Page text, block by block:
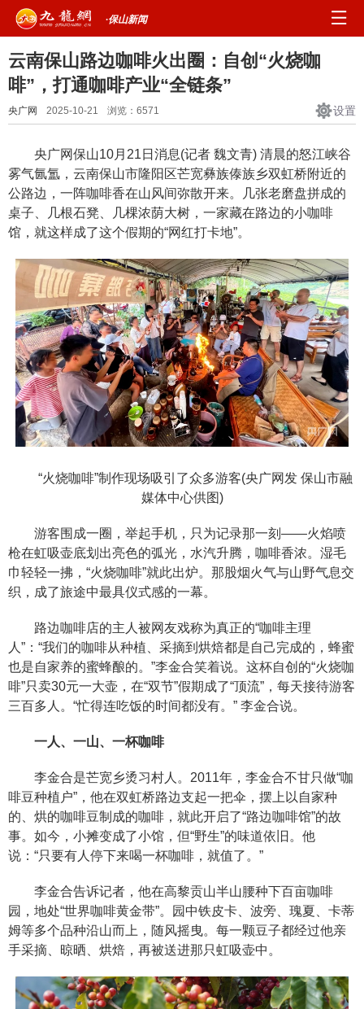
·保山新闻
云南保山路边咖啡火出圈：自创“火烧咖
啡”，打通咖啡产业“全链条”
央广网 2025-10-21 浏览： 6571 设置
央广网保山10月21日消息(记者 魏文青) 清晨的怒江峡谷
雾气氤氲，云南保山市隆阳区芒宽彝族傣族乡双虹桥附近的
公路边，一阵咖啡香在山风间弥散开来。几张老磨盘拼成的
桌子、几根石凳、几棵浓荫大树，一家藏在路边的小咖啡
馆，就这样成了这个假期的“网红打卡地”。
“火烧咖啡”制作现场吸引了众多游客(央广网发 保山市融
媒体中心供图)
游客围成一圈，举起手机，只为记录那一刻——火焰喷
枪在虹吸壶底划出亮色的弧光，水汽升腾，咖啡香浓。湿毛
巾轻轻一拂，“火烧咖啡”就此出炉。那股烟火气与山野气息交
织，成了旅途中最具仪式感的一幕。
路边咖啡店的主人被网友戏称为真正的“咖啡主理
人”：“我们的咖啡从种植、采摘到烘焙都是自己完成的，蜂蜜
也是自家养的蜜蜂酿的。”李金合笑着说。这杯自创的“火烧咖
啡”只卖30元一大壶，在“双节”假期成了“顶流”，每天接待游客
三百多人。“忙得连吃饭的时间都没有。” 李金合说。
一人、一山、一杯咖啡
李金合是芒宽乡烫习村人。2011年，李金合不甘只做“咖
啡豆种植户”，他在双虹桥路边支起一把伞，摆上以自家种
的、烘的咖啡豆制成的咖啡，就此开启了“路边咖啡馆”的故
事。如今，小摊变成了小馆，但“野生”的味道依旧。他
说：“只要有人停下来喝一杯咖啡，就值了。”
李金合告诉记者，他在高黎贡山半山腰种下百亩咖啡
园，地处“世界咖啡黄金带”。园中铁皮卡、波旁、瑰夏、卡蒂
姆等多个品种沿山而上，随风摇曳。每一颗豆子都经过他亲
手采摘、晾晒、烘焙，再被送进那只虹吸壶中。